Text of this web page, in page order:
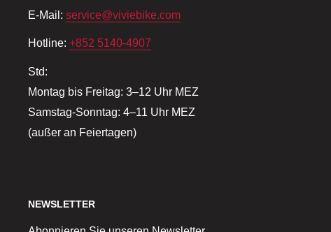
E-Mail: service@viviebike.com
Hotline: +852 5140-4907
Std:
Montag bis Freitag: 3–12 Uhr MEZ
Samstag-Sonntag: 4–11 Uhr MEZ
(außer an Feiertagen)
NEWSLETTER